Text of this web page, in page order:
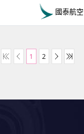
國泰航空
1 2